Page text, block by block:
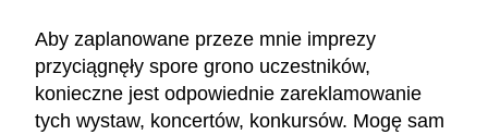
Aby zaplanowane przeze mnie imprezy
przyciągnęły spore grono uczestników,
konieczne jest odpowiednie zareklamowanie
tych wystaw, koncertów, konkursów. Mogę sam